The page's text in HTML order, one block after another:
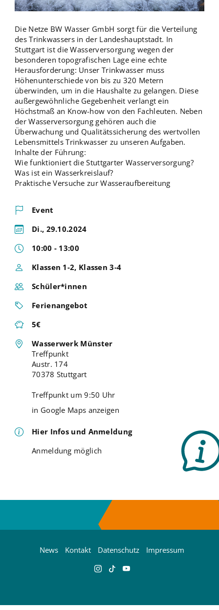
Die Netze BW Wasser GmbH sorgt für die Verteilung
des Trinkwassers in der Landeshauptstadt. In
Stuttgart ist die Wasserversorgung wegen der
besonderen topografischen Lage eine echte
Herausforderung: Unser Trinkwasser muss
Höhenunterschiede von bis zu 320 Metern
überwinden, um in die Haushalte zu gelangen. Diese
außergewöhnliche Gegebenheit verlangt ein
Höchstmaß an Know-how von den Fachleuten. Neben
der Wasserversorgung gehören auch die
Überwachung und Qualitätssicherung des wertvollen
Lebensmittels Trinkwasser zu unseren Aufgaben.
Inhalte der Führung:
Wie funktioniert die Stuttgarter Wasserversorgung?
Was ist ein Wasserkreislauf?
Praktische Versuche zur Wasseraufbereitung
Event
Di., 29.10.2024
10:00 - 13:00
Klassen 1-2, Klassen 3-4
Schüler*innen
Ferienangebot
5€
Wasserwerk Münster
Treffpunkt
Austr. 174
70378 Stuttgart
Treffpunkt um 9:50 Uhr
in Google Maps anzeigen
Hier Infos und Anmeldung
Anmeldung möglich
News Kontakt Datenschutz Impressum